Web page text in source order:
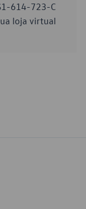
614-723-C
loja virtual